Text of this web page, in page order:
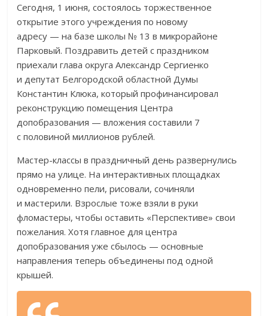
Сегодня, 1 июня, состоялось торжественное
открытие этого учреждения по новому
адресу — на базе школы № 13 в микрорайоне
Парковый. Поздравить детей с праздником
приехали глава округа Александр Сергиенко
и депутат Белгородской областной Думы
Константин Клюка, который профинансировал
реконструкцию помещения Центра
допобразования — вложения составили 7
с половиной миллионов рублей.
Мастер-классы в праздничный день развернулись
прямо на улице. На интерактивных площадках
одновременно пели, рисовали, сочиняли
и мастерили. Взрослые тоже взяли в руки
фломастеры, чтобы оставить «Перспективе» свои
пожелания. Хотя главное для центра
допобразования уже сбылось — основные
направления теперь объединены под одной
крышей.